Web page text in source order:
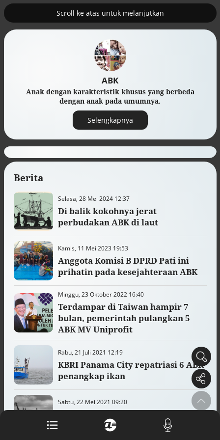
Scroll ke atas untuk melanjutkan
ABK
Anak dengan karakteristik khusus yang berbeda
dengan anak pada umumnya.
Selengkapnya
Berita
Selasa, 28 Mei 2024 12:37
Di balik kokohnya jerat
perbudakan ABK di laut
Kamis, 11 Mei 2023 19:53
Anggota Komisi B DPRD Pati ini
prihatin pada kesejahteraan ABK
Minggu, 23 Oktober 2022 16:40
Terdampar di Taiwan hampir 7
bulan, pemerintah pulangkan 5
ABK MV Uniprofit
Rabu, 21 Juli 2021 12:19
KBRI Panama City repatriasi 6 ABK
penangkap ikan
Sabtu, 22 Mei 2021 09:20
19 ABK KM Bandar Nelayan 188
tiba di Bali
nuklir
Pemulihan ekonomi Aceh terus
diakselerasi
Alinea.id - Peristiwa
Buku berusia 900 tahun ditemukan di
arsip rahasia Vatikan, ada prediksi
tahun Kiamat
Alinea.id - Peristiwa
Akar persoalan berulangnya kekerasan
terhadap PMI di Malaysia
Alinea.id - Peristiwa
DPR minta penerbitan sertifikat pagar
laut diproses hukum
Alinea.id - Peristiwa
Mungkinkah duet Anies-Ahok terealisasi
di Pilpres 2029?
Alinea.id - Politik
Pemprov Sultra klarifikasi isu PT GKP,
hukum